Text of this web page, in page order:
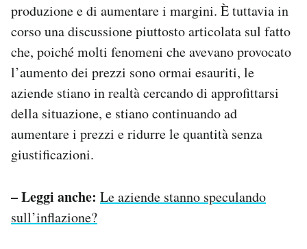
produzione e di aumentare i margini. È tuttavia in
corso una discussione piuttosto articolata sul fatto
che, poiché molti fenomeni che avevano provocato
l’aumento dei prezzi sono ormai esauriti, le
aziende stiano in realtà cercando di approfittarsi
della situazione, e stiano continuando ad
aumentare i prezzi e ridurre le quantità senza
giustificazioni.
– Leggi anche: Le aziende stanno speculando
sull’inflazione?